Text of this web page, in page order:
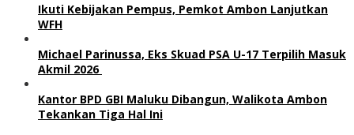
Ikuti Kebijakan Pempus, Pemkot Ambon Lanjutkan
WFH
Michael Parinussa, Eks Skuad PSA U-17 Terpilih Masuk
Akmil 2026
Kantor BPD GBI Maluku Dibangun, Walikota Ambon
Tekankan Tiga Hal Ini